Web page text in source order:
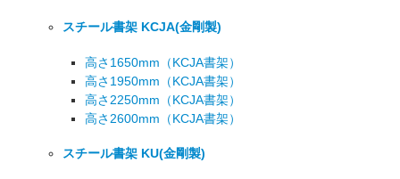
スチール書架 KCJA(金剛製)
高さ1650mm （KCJA書架）
高さ1950mm （KCJA書架）
高さ2250mm （KCJA書架）
高さ2600mm （KCJA書架）
スチール書架 KU(金剛製)